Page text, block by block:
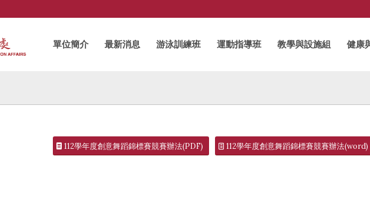
單位簡介 最新消息 游泳訓練班 運動指導班 教學與設施組 健康
112學年度創意舞蹈錦標賽競賽辦法(PDF) 112學年度創意舞蹈錦標賽競賽辦法(word)